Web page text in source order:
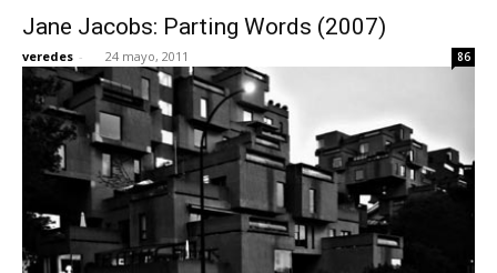
Jane Jacobs: Parting Words (2007)
veredes - 24 mayo, 2011 86